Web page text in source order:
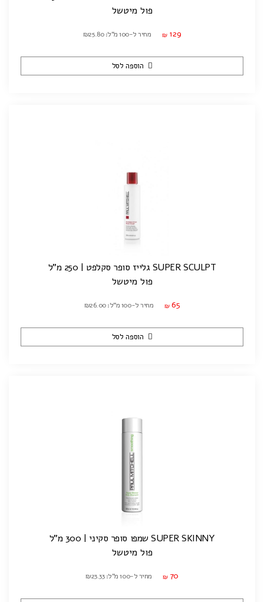
פול מיטשל
₪ 129 מחיר ל-100 מ"ל: ₪25.80
הוספה לסל
SUPER SCULPT גלייז סופר סקלפט | 250 מ"ל
פול מיטשל
₪ 65 מחיר ל-100 מ"ל: ₪26.00
הוספה לסל
SUPER SKINNY שמפו סופר סקיני | 300 מ"ל
פול מיטשל
₪ 70 מחיר ל-100 מ"ל: ₪23.33